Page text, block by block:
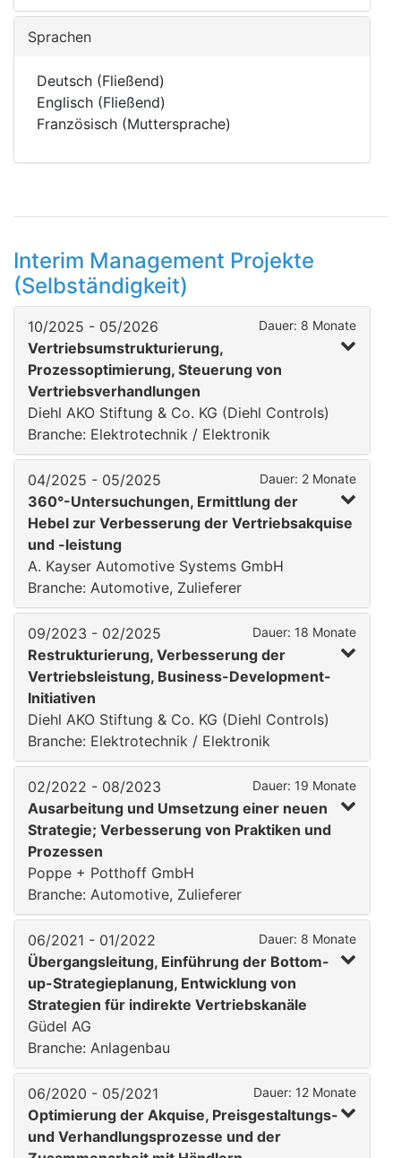
Sprachen
Deutsch (Fließend)
Englisch (Fließend)
Französisch (Muttersprache)
Interim Management Projekte
(Selbständigkeit)
10/2025 - 05/2026 Dauer: 8 Monate
Vertriebsumstrukturierung,
Prozessoptimierung, Steuerung von
Vertriebsverhandlungen
Diehl AKO Stiftung & Co. KG (Diehl Controls)
Branche: Elektrotechnik / Elektronik
04/2025 - 05/2025 Dauer: 2 Monate
360°-Untersuchungen, Ermittlung der
Hebel zur Verbesserung der Vertriebsakquise
und -leistung
A. Kayser Automotive Systems GmbH
Branche: Automotive, Zulieferer
09/2023 - 02/2025 Dauer: 18 Monate
Restrukturierung, Verbesserung der
Vertriebsleistung, Business-Development-
Initiativen
Diehl AKO Stiftung & Co. KG (Diehl Controls)
Branche: Elektrotechnik / Elektronik
02/2022 - 08/2023 Dauer: 19 Monate
Ausarbeitung und Umsetzung einer neuen
Strategie; Verbesserung von Praktiken und
Prozessen
Poppe + Potthoff GmbH
Branche: Automotive, Zulieferer
06/2021 - 01/2022 Dauer: 8 Monate
Übergangsleitung, Einführung der Bottom-
up-Strategieplanung, Entwicklung von
Strategien für indirekte Vertriebskanäle
Güdel AG
Branche: Anlagenbau
06/2020 - 05/2021 Dauer: 12 Monate
Optimierung der Akquise, Preisgestaltungs-
und Verhandlungsprozesse und der